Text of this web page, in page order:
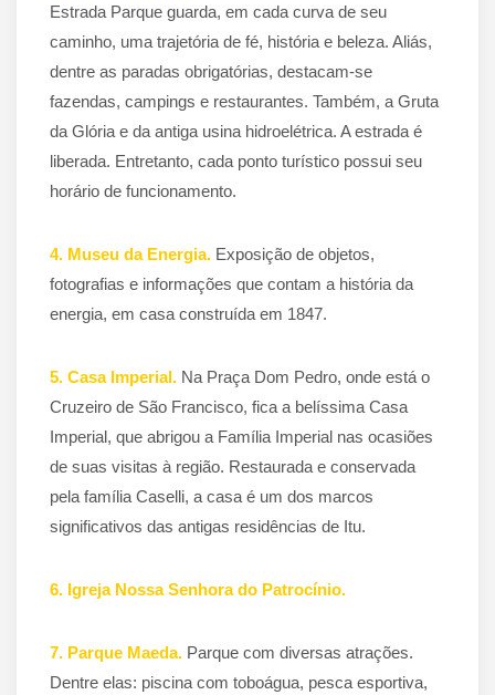
Estrada Parque guarda, em cada curva de seu
caminho, uma trajetória de fé, história e beleza. Aliás,
dentre as paradas obrigatórias, destacam-se
fazendas, campings e restaurantes. Também, a Gruta
da Glória e da antiga usina hidroelétrica. A estrada é
liberada. Entretanto, cada ponto turístico possui seu
horário de funcionamento.
4. Museu da Energia. Exposição de objetos,
fotografias e informações que contam a história da
energia, em casa construída em 1847.
5. Casa Imperial. Na Praça Dom Pedro, onde está o
Cruzeiro de São Francisco, fica a belíssima Casa
Imperial, que abrigou a Família Imperial nas ocasiões
de suas visitas à região. Restaurada e conservada
pela família Caselli, a casa é um dos marcos
significativos das antigas residências de Itu.
6. Igreja Nossa Senhora do Patrocínio.
7. Parque Maeda. Parque com diversas atrações.
Dentre elas: piscina com toboágua, pesca esportiva,